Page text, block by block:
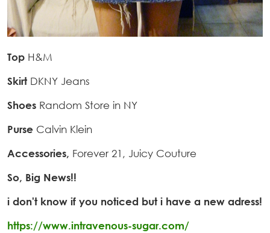
Top H&M
Skirt DKNY Jeans
Shoes Random Store in NY
Purse Calvin Klein
Accessories, Forever 21, Juicy Couture
So, Big News!!
i don't know if you noticed but i have a new adress!
https://www.intravenous-sugar.com/